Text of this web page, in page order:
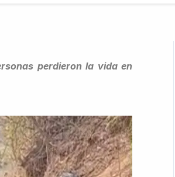
perdieron la vida en